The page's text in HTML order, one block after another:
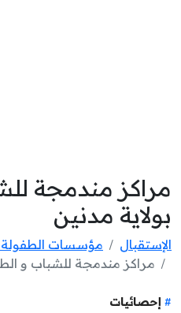
مراكز مندمجة
بولاية مدنين
الإستقبال
مؤسسات الطفولة
مراكز مندمجة للشباب و
إحصائيات